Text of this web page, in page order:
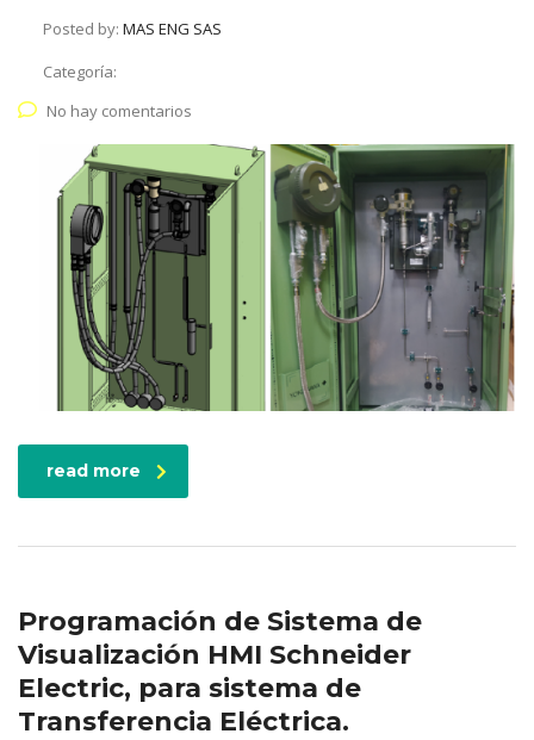
Posted by: MAS ENG SAS
Categoría:
No hay comentarios
read more
Programación de Sistema de
Visualización HMI Schneider
Electric, para sistema de
Transferencia Eléctrica.